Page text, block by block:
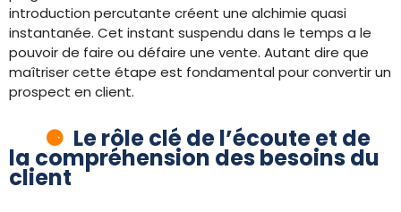
introduction percutante créent une alchimie quasi
instantanée. Cet instant suspendu dans le temps a le
pouvoir de faire ou défaire une vente. Autant dire que
maîtriser cette étape est fondamental pour convertir un
prospect en client.
Le rôle clé de l’écoute et de
la compréhension des besoins du
client